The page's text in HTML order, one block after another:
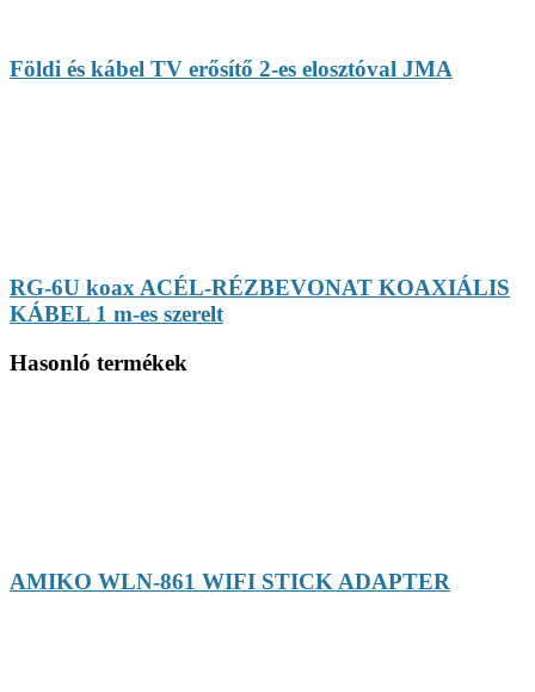
Földi és kábel TV erősítő 2-es elosztóval JMA
RG-6U koax ACÉL-RÉZBEVONAT KOAXIÁLIS
KÁBEL 1 m-es szerelt
Hasonló termékek
AMIKO WLN-861 WIFI STICK ADAPTER